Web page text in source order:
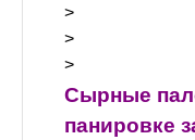
>
>
>
Сырные
панировке